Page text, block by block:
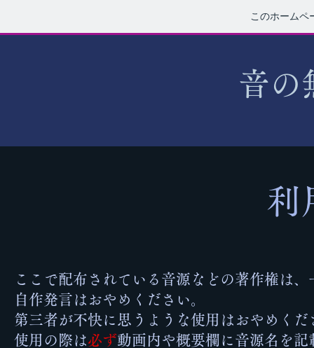
このホームペ
音の
利
ここで配布されている音源などの著作権は
自作発言はおやめください。
第三者が不快に思うような使用はおやめくだ
​使用の際は必ず動画内や概要欄に音源名を記